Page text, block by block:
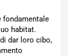
fondamentale
habitat.
dar loro cibo,